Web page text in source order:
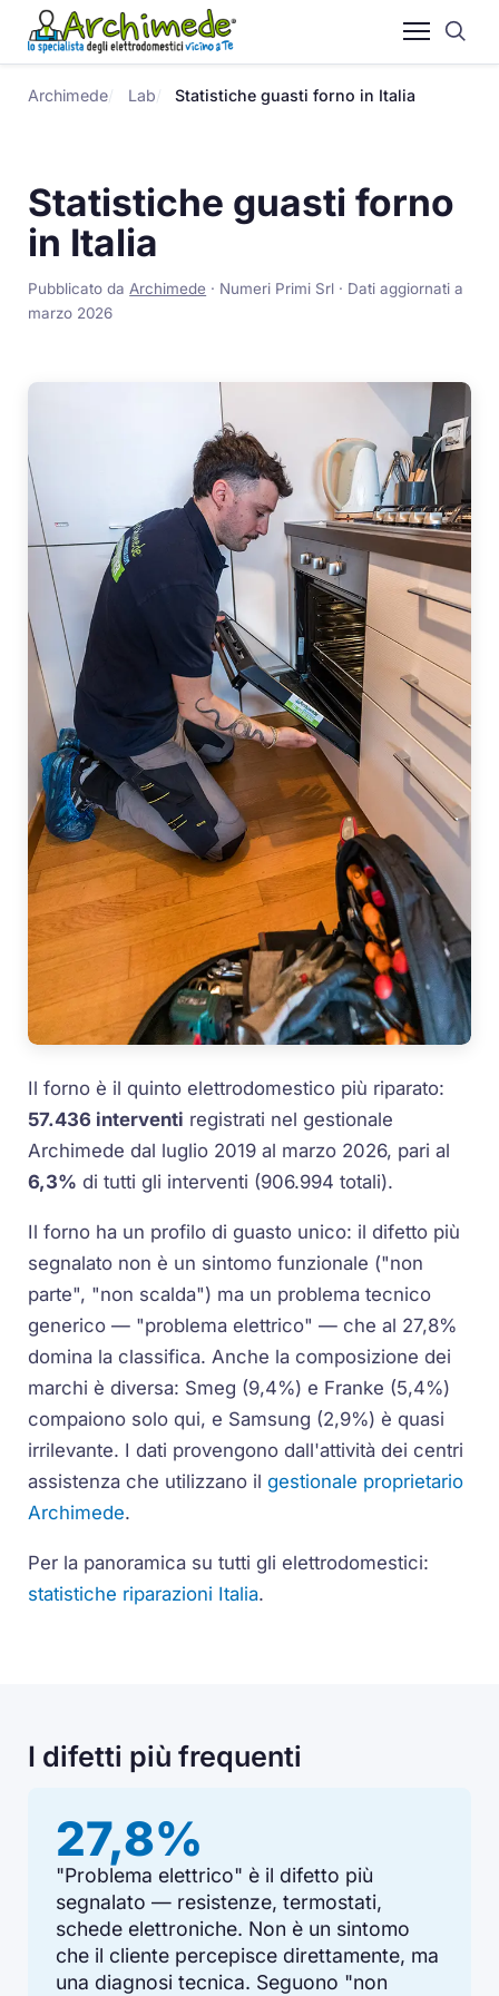
Archimede Lab Statistiche guasti forno in Italia
Statistiche guasti forno
in Italia
Pubblicato daArchimede · Numeri Primi Srl · Dati aggiornati a
marzo 2026
Il forno è il quinto elettrodomestico più riparato:
57.436 interventi registrati nel gestionale
Archimede dal luglio 2019 al marzo 2026, pari al
6,3% di tutti gli interventi (906.994 totali).
Il forno ha un profilo di guasto unico: il difetto più
segnalato non è un sintomo funzionale ("non
parte", "non scalda") ma un problema tecnico
generico — "problema elettrico" — che al 27,8%
domina la classifica. Anche la composizione dei
marchi è diversa: Smeg (9,4%) e Franke (5,4%)
compaiono solo qui, e Samsung (2,9%) è quasi
irrilevante. I dati provengono dall'attività dei centri
assistenza che utilizzano ilgestionale proprietario
Archimede.
Per la panoramica su tutti gli elettrodomestici:
statistiche riparazioni Italia.
I difetti più frequenti
27,8%
"Problema elettrico" è il difetto più
segnalato — resistenze, termostati,
schede elettroniche. Non è un sintomo
che il cliente percepisce direttamente, ma
una diagnosi tecnica. Seguono "non